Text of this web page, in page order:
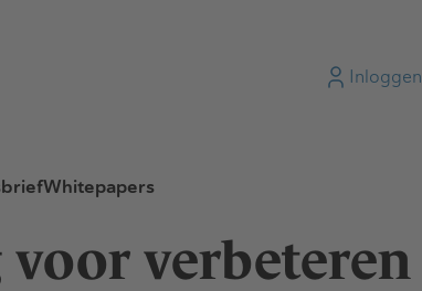
Inloggen
Whitepapers
verbeteren